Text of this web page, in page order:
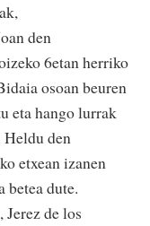
den
6etan herriko
osoan beuren
eta hango lurrak
den
etxean izanen
betea dute.
de los